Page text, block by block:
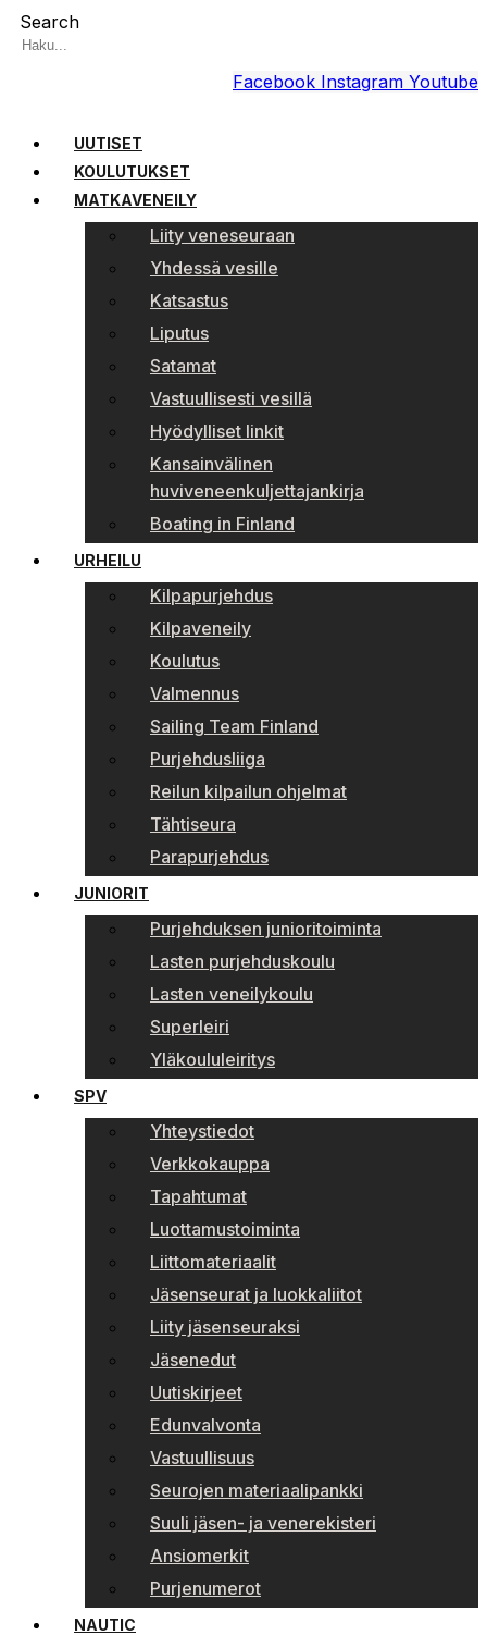
Search
Facebook Instagram Youtube
UUTISET
KOULUTUKSET
MATKAVENEILY
Liity veneseuraan
Yhdessä vesille
Katsastus
Liputus
Satamat
Vastuullisesti vesillä
Hyödylliset linkit
Kansainvälinen
huviveneenkuljettajankirja
Boating in Finland
URHEILU
Kilpapurjehdus
Kilpaveneily
Koulutus
Valmennus
Sailing Team Finland
Purjehdusliiga
Reilun kilpailun ohjelmat
Tähtiseura
Parapurjehdus
JUNIORIT
Purjehduksen junioritoiminta
Lasten purjehduskoulu
Lasten veneilykoulu
Superleiri
Yläkoululeiritys
SPV
Yhteystiedot
Verkkokauppa
Tapahtumat
Luottamustoiminta
Liittomateriaalit
Jäsenseurat ja luokkaliitot
Liity jäsenseuraksi
Jäsenedut
Uutiskirjeet
Edunvalvonta
Vastuullisuus
Seurojen materiaalipankki
Suuli jäsen- ja venerekisteri
Ansiomerkit
Purjenumerot
NAUTIC